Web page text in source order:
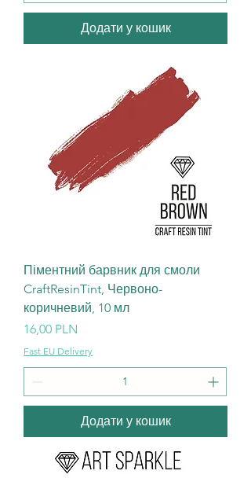
Додати у кошик
Піментний барвник для смоли
CraftResinTint, Червоно-
коричневий, 10 мл
Ціна
16,00 PLN
Fast EU Delivery
Додати у кошик